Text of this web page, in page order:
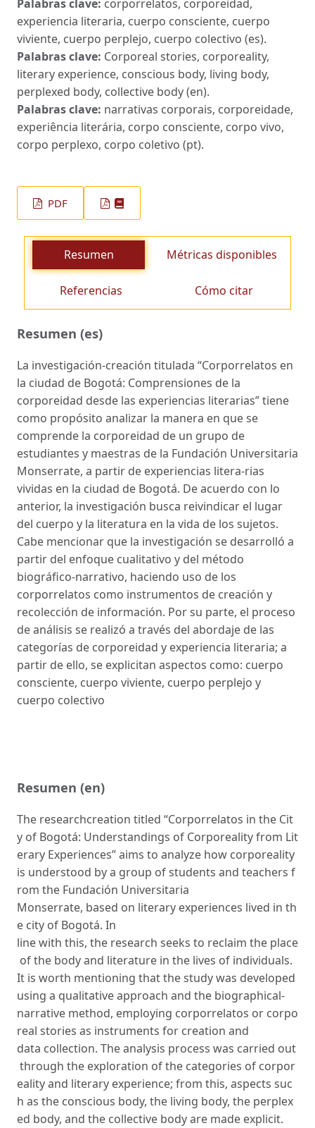
Palabras clave: corporrelatos, corporeidad,
experiencia literaria, cuerpo consciente, cuerpo
viviente, cuerpo perplejo, cuerpo colectivo (es).
Palabras clave: Corporeal stories, corporeality,
literary experience, conscious body, living body,
perplexed body, collective body (en).
Palabras clave: narrativas corporais, corporeidade,
experiência literária, corpo consciente, corpo vivo,
corpo perplexo, corpo coletivo (pt).
PDF
Resumen Métricas disponibles
Referencias Cómo citar
Resumen (es)
La investigación-creación titulada “Corporrelatos en
la ciudad de Bogotá: Comprensiones de la
corporeidad desde las experiencias literarias” tiene
como propósito analizar la manera en que se
comprende la corporeidad de un grupo de
estudiantes y maestras de la Fundación Universitaria
Monserrate, a partir de experiencias litera-rias
vividas en la ciudad de Bogotá. De acuerdo con lo
anterior, la investigación busca reivindicar el lugar
del cuerpo y la literatura en la vida de los sujetos.
Cabe mencionar que la investigación se desarrolló a
partir del enfoque cualitativo y del método
biográfico-narrativo, haciendo uso de los
corporrelatos como instrumentos de creación y
recolección de información. Por su parte, el proceso
de análisis se realizó a través del abordaje de las
categorías de corporeidad y experiencia literaria; a
partir de ello, se explicitan aspectos como: cuerpo
consciente, cuerpo viviente, cuerpo perplejo y
cuerpo colectivo
Resumen (en)
The researchcreation titled “Corporrelatos in the Cit
y of Bogotá: Understandings of Corporeality from Lit
erary Experiences” aims to analyze how corporeality
is understood by a group of students and teachers f
rom the Fundación Universitaria
Monserrate, based on literary experiences lived in th
e city of Bogotá. In
line with this, the research seeks to reclaim the place
of the body and literature in the lives of individuals.
It is worth mentioning that the study was developed
using a qualitative approach and the biographical-
narrative method, employing corporrelatos or corpo
real stories as instruments for creation and
data collection. The analysis process was carried out
through the exploration of the categories of corpor
eality and literary experience; from this, aspects suc
h as the conscious body, the living body, the perplex
ed body, and the collective body are made explicit.